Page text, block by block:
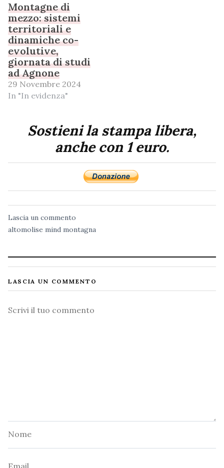
Montagne di
mezzo: sistemi
territoriali e
dinamiche co-
evolutive,
giornata di studi
ad Agnone
29 Novembre 2024
In "In evidenza"
Sostieni la stampa libera,
anche con 1 euro.
Lascia un commento
altomolise mind montagna
LASCIA UN COMMENTO
Commento